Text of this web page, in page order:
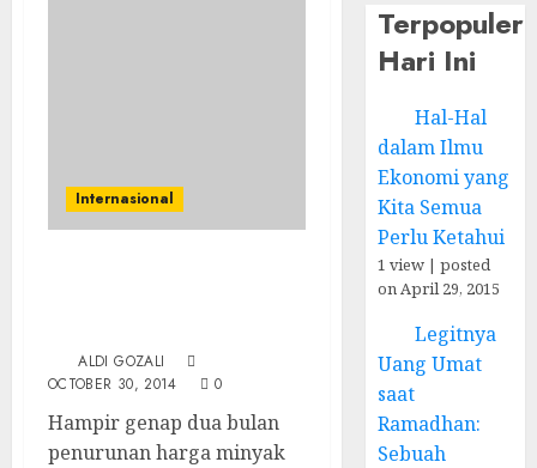
Internasional
ALDI GOZALI
OCTOBER 30, 2014
0
Hampir genap dua bulan
penurunan harga minyak
Terpopuler
Hari Ini
Hal-Hal
dalam Ilmu
Ekonomi yang
Kita Semua
Perlu Ketahui
1 view |posted
on April 29, 2015
Legitnya
Uang Umat
saat
Ramadhan:
Sebuah